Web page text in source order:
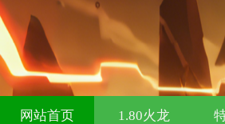
网站首页 1.80火龙